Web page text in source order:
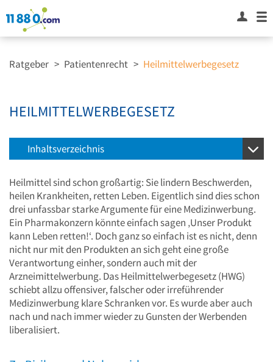
Ratgeber > Patientenrecht > Heilmittelwerbegesetz
HEILMITTELWERBEGESETZ
Inhaltsverzeichnis
Heilmittel sind schon großartig: Sie lindern Beschwerden,
heilen Krankheiten, retten Leben. Eigentlich sind dies schon
drei unfassbar starke Argumente für eine Medizinwerbung.
Ein Pharmakonzern könnte einfach sagen ‚Unser Produkt
kann Leben retten!‘. Doch ganz so einfach ist es nicht, denn
nicht nur mit den Produkten an sich geht eine große
Verantwortung einher, sondern auch mit der
Arzneimittelwerbung. Das Heilmittelwerbegesetz (HWG)
schiebt allzu offensiver, falscher oder irreführender
Medizinwerbung klare Schranken vor. Es wurde aber auch
nach und nach immer wieder zu Gunsten der Werbenden
liberalisiert.